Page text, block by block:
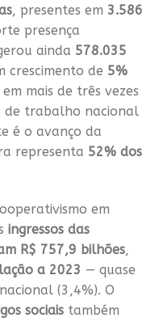
, presentes em 3.586
presença
ainda 578.035
crescimento de 5%
mais de três vezes
de trabalho nacional
é o avanço da
representa 52% dos
em
ingressos das
R$ 757,9 bilhões,
a 2023 — quase
(3,4%). O
sociais também